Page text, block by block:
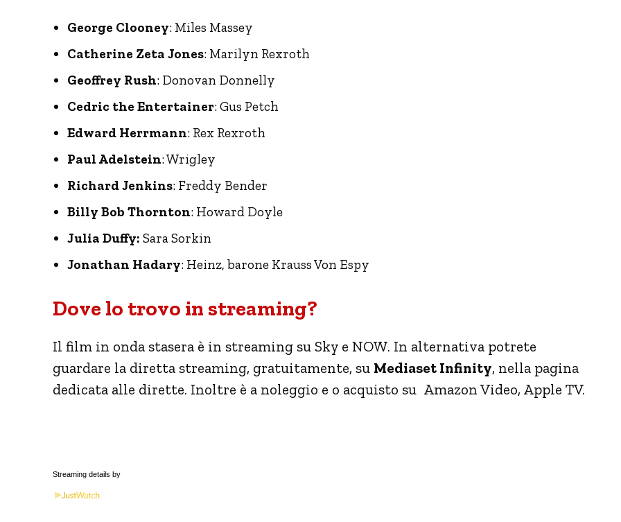
George Clooney: Miles Massey
Catherine Zeta Jones: Marilyn Rexroth
Geoffrey Rush: Donovan Donnelly
Cedric the Entertainer: Gus Petch
Edward Herrmann: Rex Rexroth
Paul Adelstein: Wrigley
Richard Jenkins: Freddy Bender
Billy Bob Thornton: Howard Doyle
Julia Duffy: Sara Sorkin
Jonathan Hadary: Heinz, barone Krauss Von Espy
Dove lo trovo in streaming?
Il film in onda stasera è in streaming su Sky e NOW. In alternativa potrete
guardare la diretta streaming, gratuitamente, su Mediaset Infinity, nella pagina
dedicata alle dirette. Inoltre è a noleggio e o acquisto su Amazon Video, Apple TV.
Streaming details by